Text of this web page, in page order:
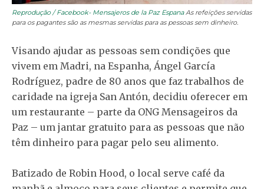
Reprodução / Facebook- Mensajeros de la Paz EspanaAs refeições servidas
para os pagantes são as mesmas servidas para as pessoas sem dinheiro.
Visando ajudar as pessoas sem condições que
vivem em Madri, na Espanha, Ángel García
Rodríguez, padre de 80 anos que faz trabalhos de
caridade na igreja San Antón, decidiu oferecer em
um restaurante – parte da ONG Mensageiros da
Paz – um jantar gratuito para as pessoas que não
têm dinheiro para pagar pelo seu alimento.
Batizado de Robin Hood, o local serve café da